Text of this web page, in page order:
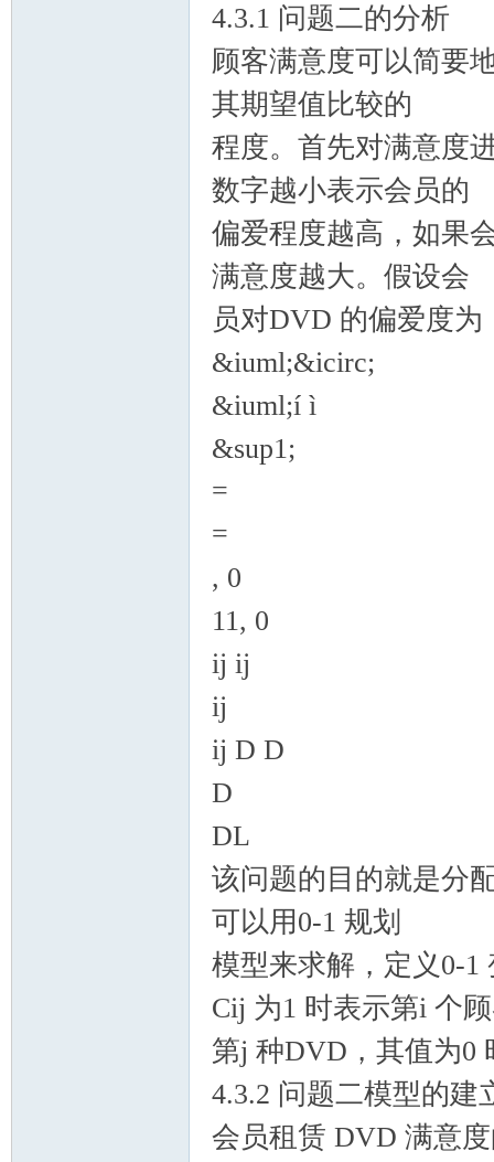
4.3.1 问题二的分析
顾客满意度可以简要
其期望值比较的
程度。首先对满意度
数字越小表示会员的
偏爱程度越高，如果
满意度越大。假设会
员对DVD 的偏爱度为
&iuml;&icirc;
&iuml;í ì
&sup1;
=
=
, 0
11, 0
ij ij
ij
ij D D
D
DL
该问题的目的就是分
可以用0-1 规划
模型来求解，定义0-1
Cij 为1 时表示第i 个
第j 种DVD，其值为0
4.3.2 问题二模型的建
会员租赁 DVD 满意